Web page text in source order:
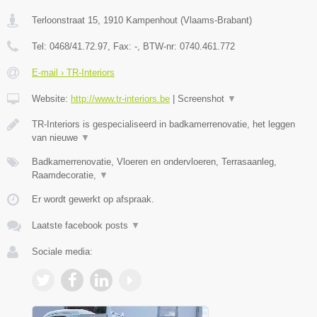
Terloonstraat 15 1910 Kampenhout (Vlaams-Brabant)
Tel: 0468/41.72.97 , Fax: - , BTW-nr: 0740.461.772
E-mail › TR-Interiors
Website: http://www.tr-interiors.be Screenshot ▼
TR-Interiors is gespecialiseerd in badkamerrenovatie, het leggen
van nieuwe ▼
Badkamerrenovatie, Vloeren en ondervloeren, Terrasaanleg,
Raamdecoratie,
▼
Er wordt gewerkt op afspraak.
Laatste facebook posts ▼
Sociale media: